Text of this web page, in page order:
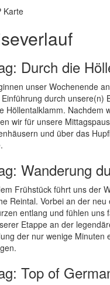
Durch die
unser Wochenende
durch unsere(n)
Höllentalklamm. Nachdem
wir für unsere
und über das
Wanderung
Frühstück führt uns der
Reintal. Vorbei an der
entlang und fühlen uns
Etappe an der
der nur wenige
Top of